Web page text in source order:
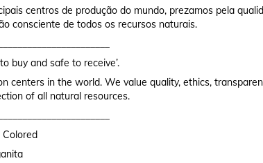
centros de produção do mundo, prezamos pela
consciente de todos os recursos naturais.
buy and safe to receive’.
in the world. We value quality, ethics,
of all natural resources.
Colored